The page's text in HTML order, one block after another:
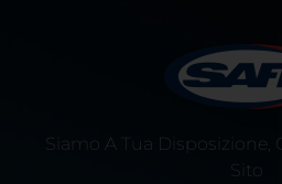
Siamo A Tua Disposizione,
Sito